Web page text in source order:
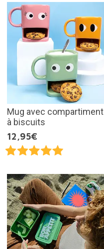
Mug avec compartiment
à biscuits
12,95€